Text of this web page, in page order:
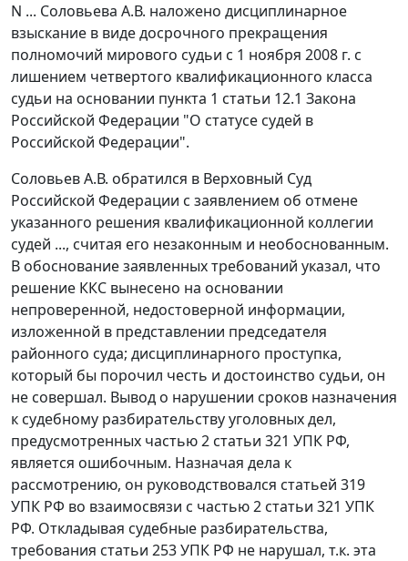
N ... Соловьева А.В. наложено дисциплинарное
взыскание в виде досрочного прекращения
полномочий мирового судьи с 1 ноября 2008 г. с
лишением четвертого квалификационного класса
судьи на основании пункта 1 статьи 12.1 Закона
Российской Федерации "О статусе судей в
Российской Федерации".
Соловьев А.В. обратился в Верховный Суд
Российской Федерации с заявлением об отмене
указанного решения квалификационной коллегии
судей ..., считая его незаконным и необоснованным.
В обоснование заявленных требований указал, что
решение ККС вынесено на основании
непроверенной, недостоверной информации,
изложенной в представлении председателя
районного суда; дисциплинарного проступка,
который бы порочил честь и достоинство судьи, он
не совершал. Вывод о нарушении сроков назначения
к судебному разбирательству уголовных дел,
предусмотренных частью 2 статьи 321 УПК РФ,
является ошибочным. Назначая дела к
рассмотрению, он руководствовался статьей 319
УПК РФ во взаимосвязи с частью 2 статьи 321 УПК
РФ. Откладывая судебные разбирательства,
требования статьи 253УПК РФ не нарушал, т.к. эта